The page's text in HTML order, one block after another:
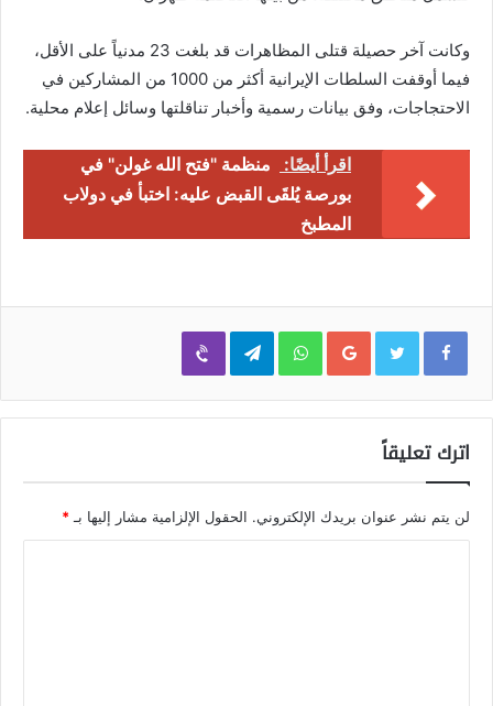
وكانت آخر حصيلة قتلى المظاهرات قد بلغت 23 مدنياً على الأقل،
فيما أوقفت السلطات الإيرانية أكثر من 1000 من المشاركين في
الاحتجاجات، وفق بيانات رسمية وأخبار تناقلتها وسائل إعلام محلية.
اقرأ أيضًا:
منظمة "فتح الله غولن" في
بورصة يُلقَى القبض عليه: اختبأ في دولاب
المطبخ
Google+
WhatsApp
Telegram
Viber
اترك تعليقاً
لن يتم نشر عنوان بريدك الإلكتروني. الحقول الإلزامية مشار إليها بـ *